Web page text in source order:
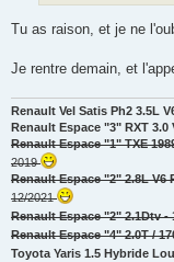
Tu as raison, et je ne
Je rentre demain, et
Renault Vel Satis Ph2 3.5L
Renault Espace "3" RXT 3.0
Renault Espace "1" TXE
2019
Renault Espace "2" 2.8L V6
12/2021
Renault Espace "2" 2.1Dtv -
Renault Espace "4" 2.0T /
Toyota Yaris 1.5 Hybride